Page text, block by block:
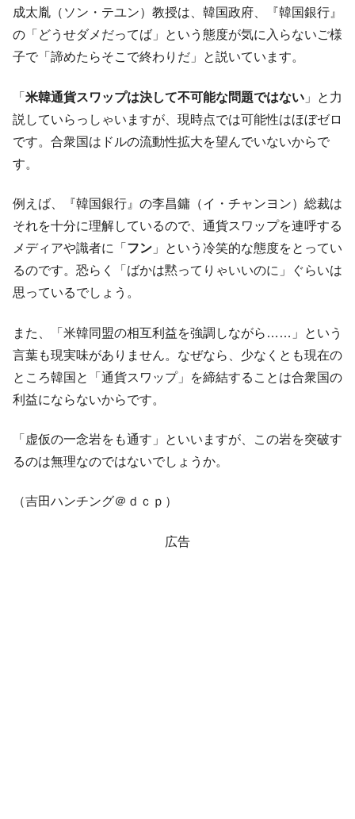
府県とは？
Fact1 今話題の「楽天ライオンズ」とは？
Fact1 奇跡の毛色「白毛馬」とは？
Fact1
全て勝つといくら？ 競馬GI競走で勝利騎手がもら
Fact1 平成仮面ライダーの意外すぎるモチーフとは？
Fact1
Fact1
日本人マスターズ挑戦の歴史。松山以前に最高位
だった選手とは？
Fact1
甲子園通算本塁打、最多の清原に次いで多く打っ
ている意外な選手とは？
Fact1 セレクトセールの高額取引馬が稼いだ金額とは？
成太胤（ソン・テユン）教授は、韓国政府、『韓国銀行』
の「どうせダメだってば」という態度が気に入らないご様
子で「諦めたらそこで終わりだ」と説いています。
「 米韓通貨スワップは決して不可能な問題ではない 」と力
説していらっしゃいますが、現時点では可能性はほぼゼロ
です。合衆国はドルの流動性拡大を望んでいないからで
す。
例えば、『韓国銀行』の李昌鏞（イ・チャンヨン）総裁は
それを十分に理解しているので、通貨スワップを連呼する
メディアや識者に「 フン 」という冷笑的な態度をとってい
るのです。恐らく「ばかは黙ってりゃいいのに」ぐらいは
思っているでしょう。
また、「米韓同盟の相互利益を強調しながら……」という
言葉も現実味がありません。なぜなら、少なくとも現在の
ところ韓国と「通貨スワップ」を締結することは合衆国の
利益にならないからです。
「虚仮の一念岩をも通す」といいますが、この岩を突破す
るのは無理なのではないでしょうか。
（吉田ハンチング＠ｄｃｐ）
広告